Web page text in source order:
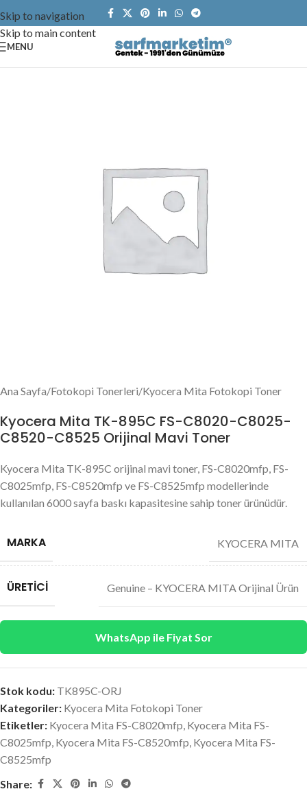
Skip to navigation
Skip to main content
MENU
Ana Sayfa/Fotokopi Tonerleri/Kyocera Mita Fotokopi Toner
Kyocera Mita TK-895C FS-C8020-C8025-
C8520-C8525 Orijinal Mavi Toner
Kyocera Mita TK-895C orijinal mavi toner, FS-C8020mfp, FS-
C8025mfp, FS-C8520mfp ve FS-C8525mfp modellerinde
kullanılan 6000 sayfa baskı kapasitesine sahip toner ürünüdür.
MARKA KYOCERA MITA
ÜRETICI Genuine – KYOCERA MITA Orijinal Ürün
WhatsApp ile Fiyat Sor
Stok kodu: TK895C-ORJ
Kategoriler: Kyocera Mita Fotokopi Toner
Etiketler: Kyocera Mita FS-C8020mfp, Kyocera Mita FS-
C8025mfp, Kyocera Mita FS-C8520mfp, Kyocera Mita FS-
C8525mfp
Share: